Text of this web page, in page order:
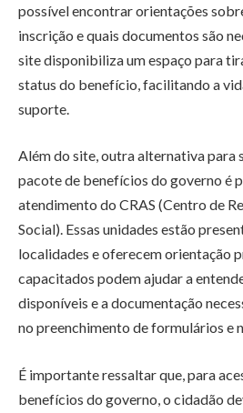
possível encontrar orientações
inscrição e quais documentos são
site disponibiliza um espaço para
status do benefício, facilitando a
suporte.
Além do site, outra alternativa para
pacote de benefícios do governo é
atendimento do CRAS (Centro de
Social). Essas unidades estão
localidades e oferecem orientação
capacitados podem ajudar a
disponíveis e a documentação
no preenchimento de formulários e
É importante ressaltar que, para
benefícios do governo, o cidadão